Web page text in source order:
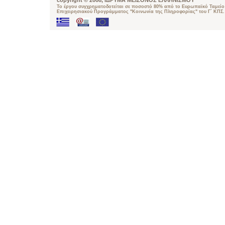
Το έργου συγχρηματοδοτείται σε ποσοστό 80% από το Ευρωπαϊκό
Επιχειρησιακού Προγράμματος "Κοινωνία της Πληροφορίας" του Γ΄ ΚΠΣ.